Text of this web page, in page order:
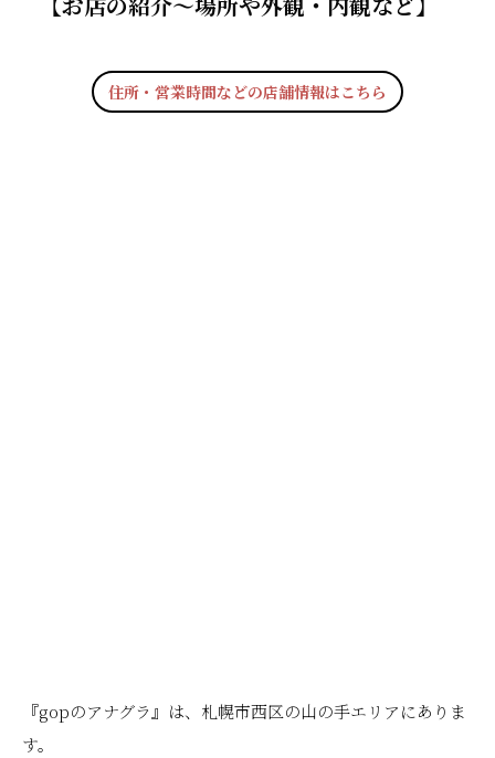
住所・営業時間などの店舗情報はこちら
『gopのアナグラ』は、札幌市西区の山の手エリアにありま
す。